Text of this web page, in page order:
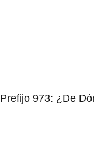
Prefijo 973: ¿De